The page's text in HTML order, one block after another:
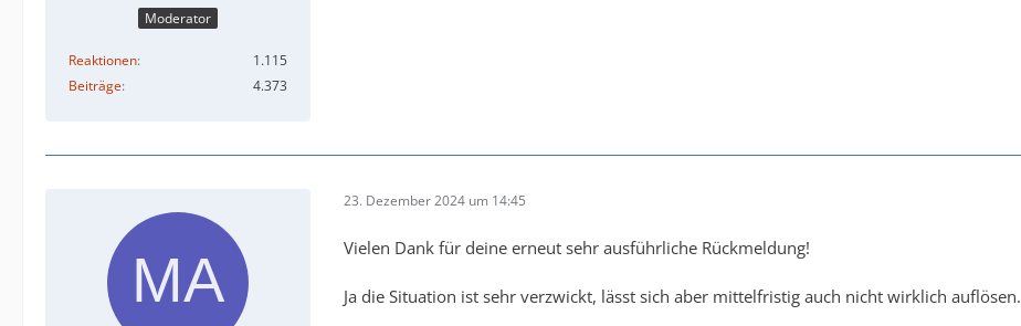
Moderator
Reaktionen
1.115
Beiträge
4.373
23. Dezember 2024 um 14:45
Vielen Dank für deine erneut sehr ausführliche Rückmeldung!
Ja die Situation ist sehr verzwickt, lässt sich aber mittelfristig auch nicht wirklich auflösen.